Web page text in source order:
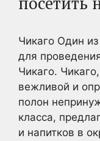
Чикаго Один
для
Чикаго.
вежливой и
полон
класса,
и напитков в